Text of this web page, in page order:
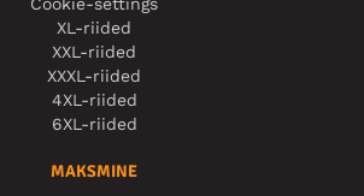
XL-riided
XXL-riided
XXXL-riided
4XL-riided
6XL-riided
MAKSMINE